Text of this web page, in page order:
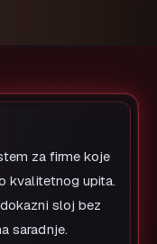
za firme koje
kvalitetnog upita.
sloj bez
saradnje.